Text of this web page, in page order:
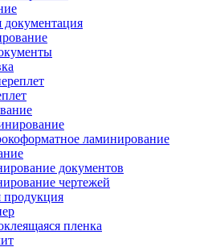
документация
ламинирование
документов
чертежей
продукция
пленка